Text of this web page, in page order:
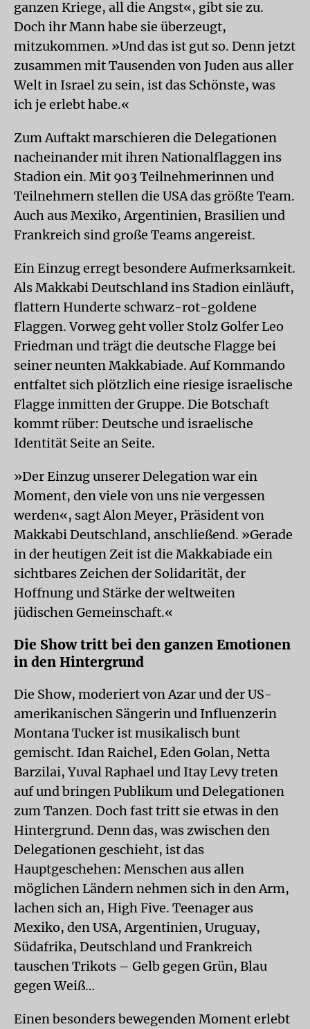
ganzen Kriege, all die Angst«, gibt sie zu.
Doch ihr Mann habe sie überzeugt,
mitzukommen. »Und das ist gut so. Denn jetzt
zusammen mit Tausenden von Juden aus aller
Welt in Israel zu sein, ist das Schönste, was
ich je erlebt habe.«
Zum Auftakt marschieren die Delegationen
nacheinander mit ihren Nationalflaggen ins
Stadion ein. Mit 903 Teilnehmerinnen und
Teilnehmern stellen die USA das größte Team.
Auch aus Mexiko, Argentinien, Brasilien und
Frankreich sind große Teams angereist.
Ein Einzug erregt besondere Aufmerksamkeit.
Als Makkabi Deutschland ins Stadion einläuft,
flattern Hunderte schwarz-rot-goldene
Flaggen. Vorweg geht voller Stolz Golfer Leo
Friedman und trägt die deutsche Flagge bei
seiner neunten Makkabiade. Auf Kommando
entfaltet sich plötzlich eine riesige israelische
Flagge inmitten der Gruppe. Die Botschaft
kommt rüber: Deutsche und israelische
Identität Seite an Seite.
»Der Einzug unserer Delegation war ein
Moment, den viele von uns nie vergessen
werden«, sagt Alon Meyer, Präsident von
Makkabi Deutschland, anschließend. »Gerade
in der heutigen Zeit ist die Makkabiade ein
sichtbares Zeichen der Solidarität, der
Hoffnung und Stärke der weltweiten
jüdischen Gemeinschaft.«
Die Show tritt bei den ganzen Emotionen
in den Hintergrund
Die Show, moderiert von Azar und der US-
amerikanischen Sängerin und Influenzerin
Montana Tucker ist musikalisch bunt
gemischt. Idan Raichel, Eden Golan, Netta
Barzilai, Yuval Raphael und Itay Levy treten
auf und bringen Publikum und Delegationen
zum Tanzen. Doch fast tritt sie etwas in den
Hintergrund. Denn das, was zwischen den
Delegationen geschieht, ist das
Hauptgeschehen: Menschen aus allen
möglichen Ländern nehmen sich in den Arm,
lachen sich an, High Five. Teenager aus
Mexiko, den USA, Argentinien, Uruguay,
Südafrika, Deutschland und Frankreich
tauschen Trikots – Gelb gegen Grün, Blau
gegen Weiß…
Einen besonders bewegenden Moment erlebt